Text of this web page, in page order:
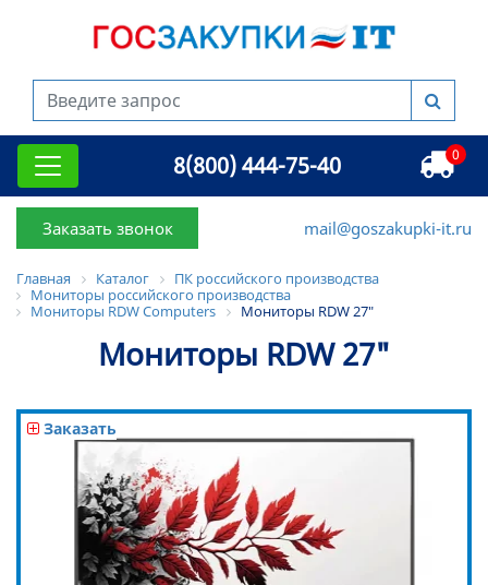
8(800) 444-75-40 0
Заказать звонок mail@goszakupki-it.ru
Главная Каталог
ПК российского производства
Мониторы российского производства
Мониторы RDW Computers
Мониторы RDW 27"
Мониторы RDW 27"
Заказать